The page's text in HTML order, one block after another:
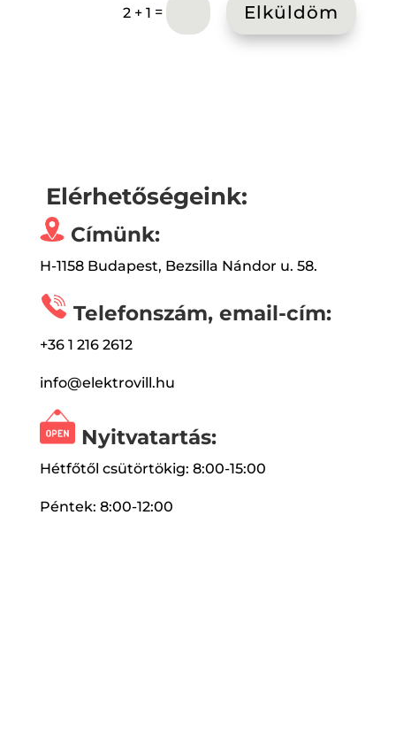
2 + 1 = Elküldöm
Elérhetőségeink:
Címünk:
H-1158 Budapest, Bezsilla Nándor u. 58.
Telefonszám, email-cím:
+36 1 216 2612
info@elektrovill.hu
Nyitvatartás:
Hétfőtől csütörtökig: 8:00-15:00
Péntek: 8:00-12:00